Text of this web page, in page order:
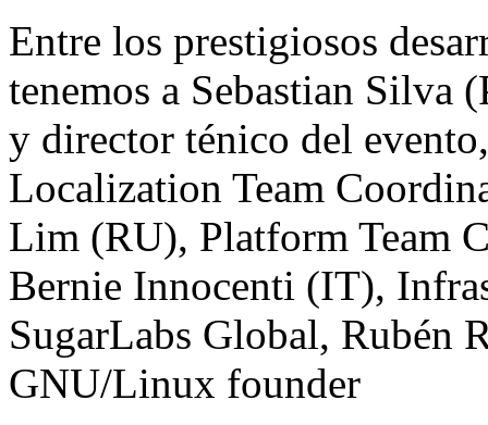
Entre los prestigiosos
tenemos a Sebastian Silva
y director ténico del
Localization Team
Lim (RU), Platform Team
Bernie Innocenti (IT),
SugarLabs Global, Rubén
GNU/Linux founder